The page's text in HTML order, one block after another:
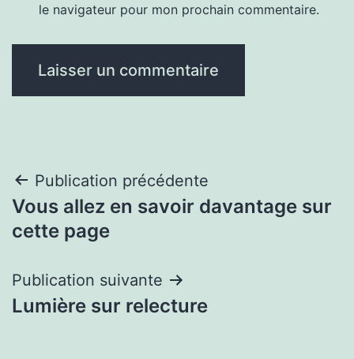
le navigateur pour mon prochain commentaire.
Navigation
de
Publication précédente
Vous allez en savoir davantage sur
cette page
Publication suivante
Lumière sur relecture